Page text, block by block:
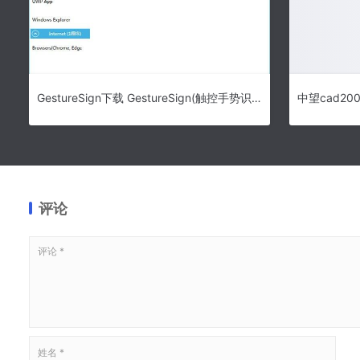
GestureSign下载 GestureSign(触控手势识别工具)V7.5.0.0 官方绿色版
评论